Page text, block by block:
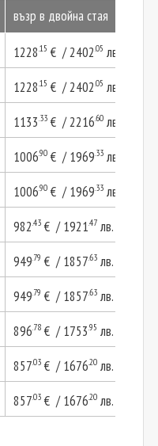
възр в двойна стая
1228.15 € / 2402.05 лв.
1228.15 € / 2402.05 лв.
1133.33€ / 2216.60лв.
1006.90€ / 1969.33лв.
1006.90€ / 1969.33лв.
982.43€ / 1921.47лв.
949.79 € / 1857.63лв.
949.79 € / 1857.63лв.
896.78€ / 1753.95 лв.
857.03€ / 1676.20лв.
857.03€ / 1676.20лв.